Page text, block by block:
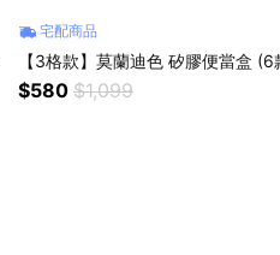
宅配商品
【3格款】莫蘭迪色 矽膠便當盒
$580 $1,099